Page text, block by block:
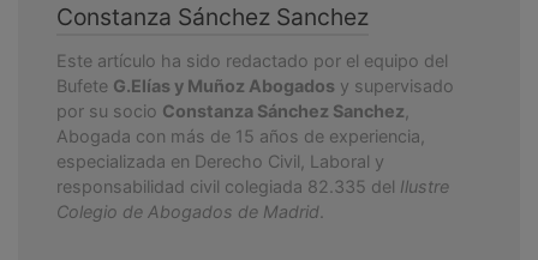
Constanza Sánchez Sanchez
Este artículo ha sido redactado por el equipo del
Bufete G.Elías y Muñoz Abogados y supervisado
por su socio Constanza Sánchez Sanchez
Abogada con más de 15 años de experiencia,
especializada en Derecho Civil, Laboral y
responsabilidad civil colegiada 82.335 del Ilustre
Colegio de Abogados de Madrid